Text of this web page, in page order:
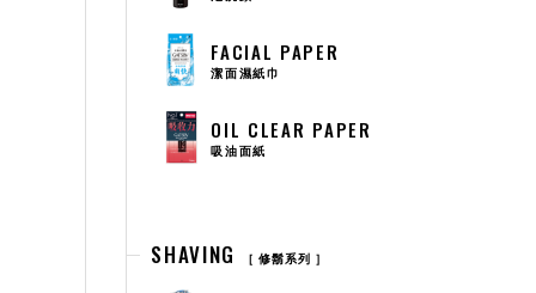
FACIAL PAPER
潔面濕紙巾
OIL CLEAR PAPER
吸油面紙
SHAVING 修鬍系列